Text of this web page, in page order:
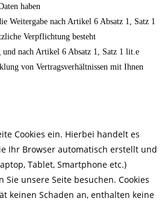
haben
Weitergabe nach Artikel 6 Absatz 1, Satz 1
Verpflichtung besteht
und nach Artikel 6 Absatz 1, Satz 1 lit.e
von Vertragsverhältnissen mit Ihnen
Cookies ein. Hierbei handelt es
Ihr Browser automatisch erstellt und
Tablet, Smartphone etc.)
unsere Seite besuchen. Cookies
keinen Schaden an, enthalten keine